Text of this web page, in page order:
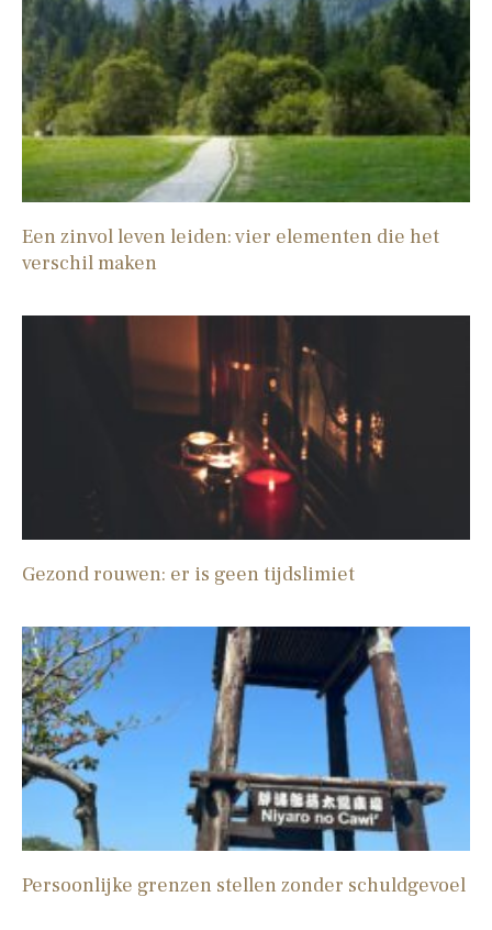
Een zinvol leven leiden: vier elementen die het
verschil maken
Gezond rouwen: er is geen tijdslimiet
Persoonlijke grenzen stellen zonder schuldgevoel